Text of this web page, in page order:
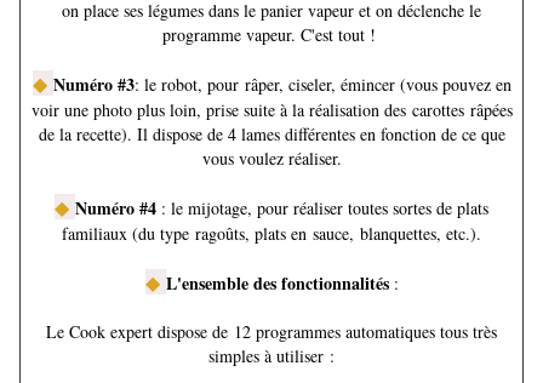
on place ses légumes dans le panier vapeur et on déclenche le
programme vapeur. C'est tout !
◆ Numéro #3: le robot, pour râper, ciseler, émincer (vous pouvez en
voir une photo plus loin, prise suite à la réalisation des carottes râpées
de la recette). Il dispose de 4 lames différentes en fonction de ce que
vous voulez réaliser.
◆ Numéro #4 : le mijotage, pour réaliser toutes sortes de plats
familiaux (du type ragoûts, plats en sauce, blanquettes, etc.).
◆ L'ensemble des fonctionnalités:
Le Cook expert dispose de 12 programmes automatiques tous très
simples à utiliser :